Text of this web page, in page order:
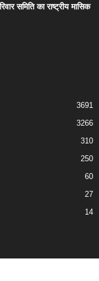
समिति का राष्ट्रीय मासिक
3691
3266
310
250
60
27
14